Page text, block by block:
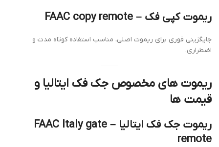
ریموت کپی فک – FAAC copy remote
جایگزینی فوری برای ریموت اصلی، مناسب استفاده کوتاه مدت و
اضطراری.
ریموت های مخصوص جک فک ایتالیا و
قیمت ها
ریموت جک فک ایتالیا – FAAC Italy gate
remote